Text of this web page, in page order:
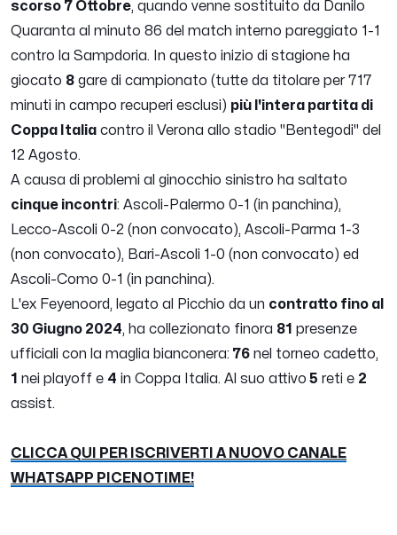
scorso 7 Ottobre, quando venne sostituito da Danilo
Quaranta al minuto 86 del match interno pareggiato 1-1
contro la Sampdoria. In questo inizio di stagione ha
giocato 8 gare di campionato (tutte da titolare per 717
minuti in campo recuperi esclusi) più l'intera partita di
Coppa Italia contro il Verona allo stadio "Bentegodi" del
12 Agosto.
A causa di problemi al ginocchio sinistro ha saltato
cinque incontri: Ascoli-Palermo 0-1 (in panchina),
Lecco-Ascoli 0-2 (non convocato), Ascoli-Parma 1-3
(non convocato), Bari-Ascoli 1-0 (non convocato) ed
Ascoli-Como 0-1 (in panchina).
L'ex Feyenoord, legato al Picchio da un contratto fino al
30 Giugno 2024, ha collezionato finora 81 presenze
ufficiali con la maglia bianconera: 76 nel torneo cadetto,
1 nei playoff e 4 in Coppa Italia. Al suo attivo 5 reti e 2
assist.
CLICCA QUI PER ISCRIVERTI A NUOVO CANALE
WHATSAPP PICENOTIME!